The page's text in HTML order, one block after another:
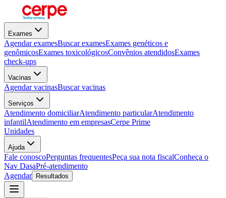
Exames
Agendar examesBuscar examesExames genéticos e
genômicosExames toxicológicosConvênios atendidosExames
check-ups
Vacinas
Agendar vacinasBuscar vacinas
Serviços
Atendimento domiciliarAtendimento particularAtendimento
infantilAtendimento em empresasCerpe Prime
Unidades
Ajuda
Fale conoscoPerguntas frequentesPeça sua nota fiscalConheça o
Nav DasaPré-atendimento
Agendar
Resultados